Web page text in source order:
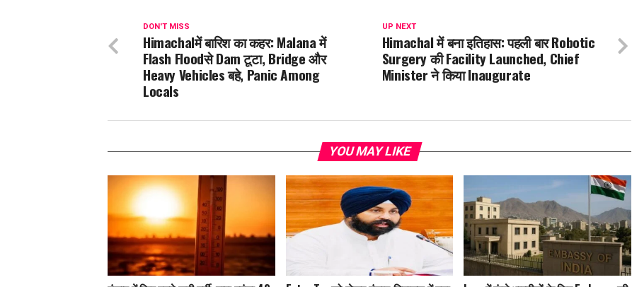
UP NEXT
Himachal में बना इतिहास: पहली बार Robotic
Surgery की Facility Launched, Chief
Minister ने किया Inaugurate
DON'T MISS
Himachalमें बारिश का कहर: Malana में
Flash Floodसे Dam टूटा, Bridge और
Heavy Vehicles बहे, Panic Among
Locals
YOU MAY LIKE